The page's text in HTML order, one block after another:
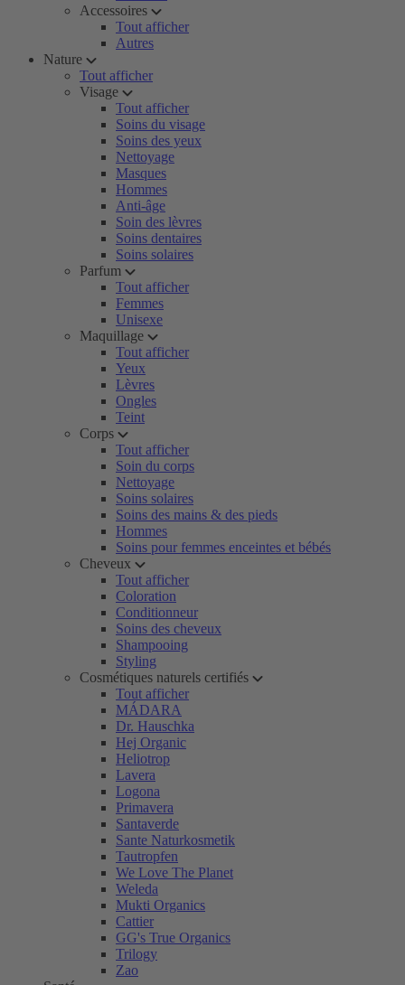
Accessoires
Tout afficher
Autres
Nature
Tout afficher
Visage
Tout afficher
Soins du visage
Soins des yeux
Nettoyage
Masques
Hommes
Anti-âge
Soin des lèvres
Soins dentaires
Soins solaires
Parfum
Tout afficher
Femmes
Unisexe
Maquillage
Tout afficher
Yeux
Lèvres
Ongles
Teint
Corps
Tout afficher
Soin du corps
Nettoyage
Soins solaires
Soins des mains & des pieds
Hommes
Soins pour femmes enceintes et bébés
Cheveux
Tout afficher
Coloration
Conditionneur
Soins des cheveux
Shampooing
Styling
Cosmétiques naturels certifiés
Tout afficher
MÁDARA
Dr. Hauschka
Hej Organic
Heliotrop
Lavera
Logona
Primavera
Santaverde
Sante Naturkosmetik
Tautropfen
We Love The Planet
Weleda
Mukti Organics
Cattier
GG's True Organics
Trilogy
Zao